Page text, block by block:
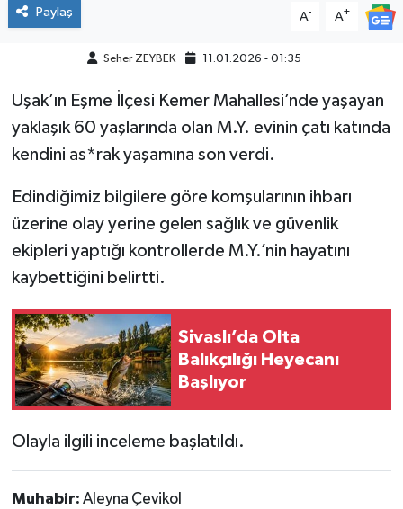
Paylaş A- A+
Seher ZEYBEK 11.01.2026 - 01:35
Uşak’ın Eşme İlçesi Kemer Mahallesi’nde yaşayan
yaklaşık 60 yaşlarında olan M.Y. evinin çatı katında
kendini as*rak yaşamına son verdi.
Edindiğimiz bilgilere göre komşularının ihbarı
üzerine olay yerine gelen sağlık ve güvenlik
ekipleri yaptığı kontrollerde M.Y.’nin hayatını
kaybettiğini belirtti.
Sivaslı’da Olta
Balıkçılığı Heyecanı
Başlıyor
Olayla ilgili inceleme başlatıldı.
Muhabir: Aleyna Çevikol